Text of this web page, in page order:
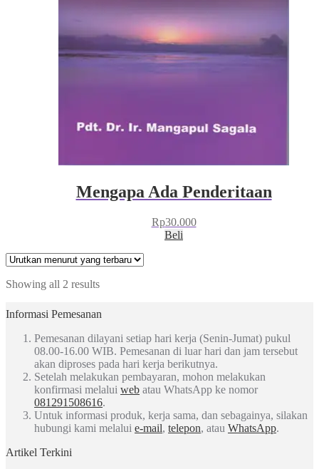
Mengapa Ada Penderitaan
Rp30.000
Beli
Showing all 2 results
Informasi Pemesanan
Pemesanan dilayani setiap hari kerja (Senin-Jumat) pukul
08.00-16.00 WIB. Pemesanan di luar hari dan jam tersebut
akan diproses pada hari kerja berikutnya.
Setelah melakukan pembayaran, mohon melakukan
konfirmasi melalui web atau WhatsApp ke nomor
081291508616.
Untuk informasi produk, kerja sama, dan sebagainya, silakan
hubungi kami melalui e-mail, telepon, atau WhatsApp.
Artikel Terkini